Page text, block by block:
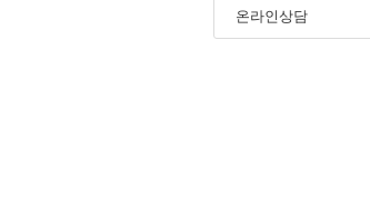
온라인상담